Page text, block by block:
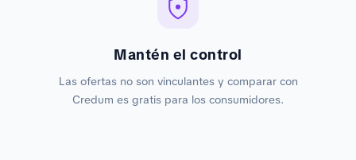
Mantén el control
Las ofertas no son vinculantes y comparar con
Credum es gratis para los consumidores.